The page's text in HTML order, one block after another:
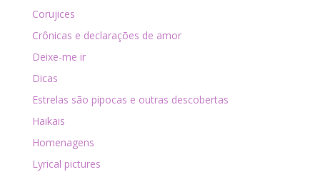
Corujices
Crônicas e declarações de amor
Deixe-me ir
Dicas
Estrelas são pipocas e outras descobertas
Haikais
Homenagens
Lyrical pictures